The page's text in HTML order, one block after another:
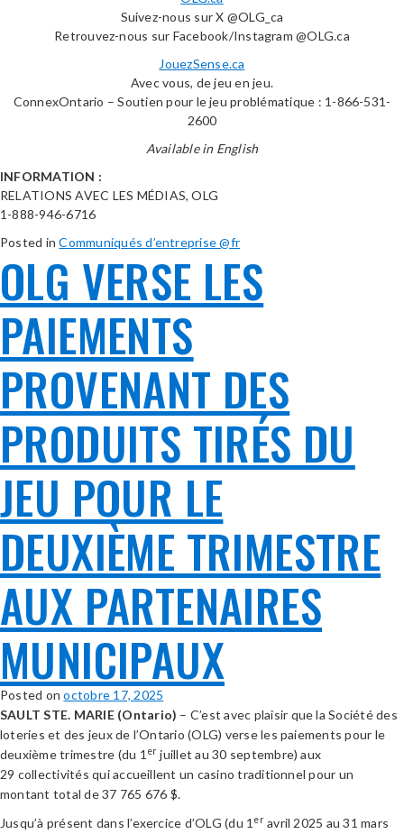
Suivez-nous sur X @OLG_ca
Retrouvez-nous sur Facebook/Instagram @OLG.ca
JouezSense.ca
Avec vous, de jeu en jeu.
ConnexOntario – Soutien pour le jeu problématique : 1-866-531-
2600
Available in English
INFORMATION :
RELATIONS AVEC LES MÉDIAS, OLG
1-888-946-6716
Posted inCommuniqués d’entreprise @fr
OLG VERSE LES
PAIEMENTS
PROVENANT DES
PRODUITS TIRÉS DU
JEU POUR LE
DEUXIÈME TRIMESTRE
AUX PARTENAIRES
MUNICIPAUX
Posted onoctobre 17, 2025
SAULT STE. MARIE (Ontario) – C’est avec plaisir que la Société des
loteries et des jeux de l’Ontario (OLG) verse les paiements pour le
deuxième trimestre (du 1 er juillet au 30 septembre) aux
29 collectivités qui accueillent un casino traditionnel pour un
montant total de 37 765 676 $.
Jusqu’à présent dans l’exercice d’OLG (du 1 eravril 2025 au 31 mars